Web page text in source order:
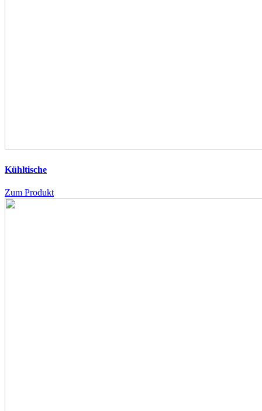
Kühltische
Zum Produkt